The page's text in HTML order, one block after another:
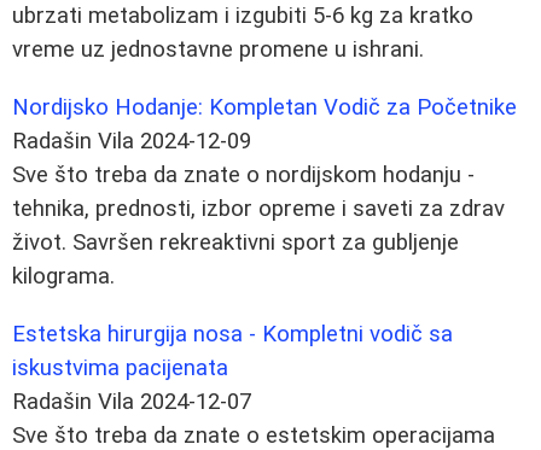
ubrzati metabolizam i izgubiti 5-6 kg za kratko
vreme uz jednostavne promene u ishrani.
Nordijsko Hodanje: Kompletan Vodič za Početnike
Radašin Vila 2024-12-09
Sve što treba da znate o nordijskom hodanju -
tehnika, prednosti, izbor opreme i saveti za zdrav
život. Savršen rekreaktivni sport za gubljenje
kilograma.
Estetska hirurgija nosa - Kompletni vodič sa
iskustvima pacijenata
Radašin Vila 2024-12-07
Sve što treba da znate o estetskim operacijama